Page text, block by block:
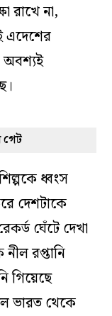
রাখে না,
এদেশের
অবশ্যই
গেট
ধ্বংস
দেশটাকে
ঘেঁটে দেখা
রপ্তানি
গিয়েছে
ভারত থেকে